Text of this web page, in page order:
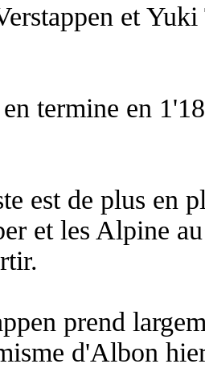
et
termine en
est de plus en
et les Alpine
prend
d'Albon